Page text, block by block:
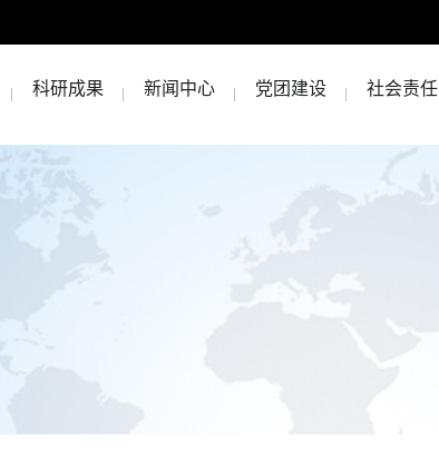
科研成果 新闻中心 党团建设 社会责任